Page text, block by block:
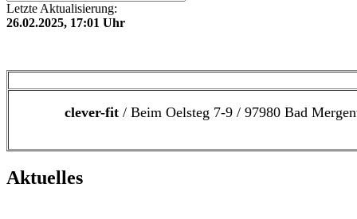
Letzte Aktualisierung:
26.02.2025, 17:01 Uhr
clever-fit / Beim Oelsteg 7-9 / 97980 Bad
Aktuelles